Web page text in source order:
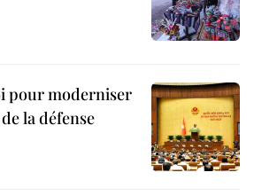
pour moderniser
la défense